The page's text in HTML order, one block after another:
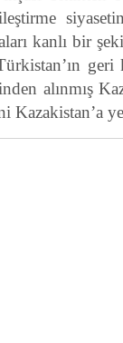
kanlı bir
geri
alınmış
Kazakistan’a